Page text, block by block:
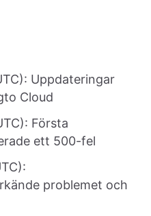
Uppdateringar
Cloud
Första
ett 500-fel
problemet och